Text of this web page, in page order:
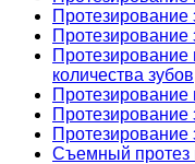
Протезирование
Протезирование
Протезирование
количества зубов
Протезирование
Протезирование
Съемный протез